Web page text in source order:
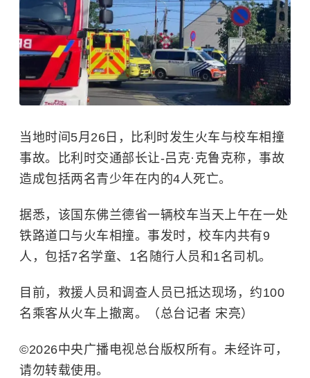
当地时间5月26日，比利时发生火车与校车相撞
事故。
比利时交通部长让-吕克·克鲁克称，事故
造成包括两名青少年在内的4人死亡。
据悉，该国东佛兰德省一辆校车当天上午在一处
铁路道口与火车相撞。事发时，校车内共有9
人，包括7名学童、1名随行人员和1名司机。
目前，救援人员和调查人员已抵达现场，约100
名乘客从火车上撤离。（总台记者 宋亮）
©2026中央广播电视总台版权所有。未经许可，
请勿转载使用。